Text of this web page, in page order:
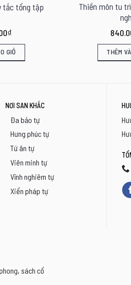
tắc tổng tập
₫
GIỎ
Thiền môn tu
THÊM
NƠI SAN KHẮC
Đa bảo tự
Hưng phúc tự
Tứ ân tự
Viên minh tự
Vĩnh nghiêm tự
Xiển pháp tự
sách cổ